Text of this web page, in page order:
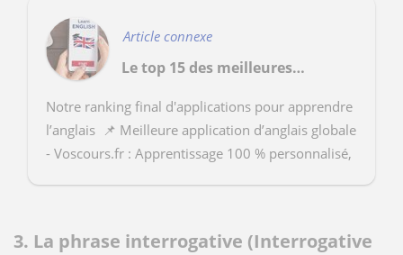
Article connexe
Le top 15 des meilleures applications pour apprendre l’anglais
Notre ranking final d'applications pour apprendre
l’anglais 📌 Meilleure application d’anglais globale
- Voscours.fr : Apprentissage 100 % personnalisé,
3. La phrase interrogative (Interrogative